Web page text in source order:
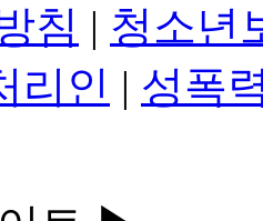
침 | 청소년
리인 | 성폭